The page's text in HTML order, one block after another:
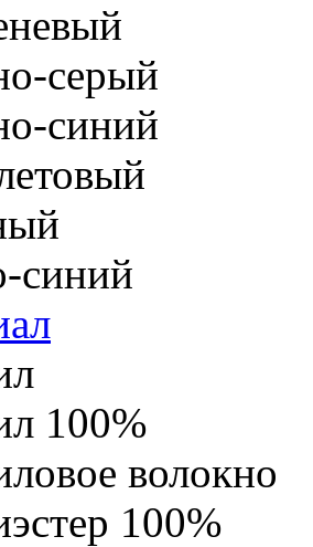
серый
синий
синий
100%
волокно
100%